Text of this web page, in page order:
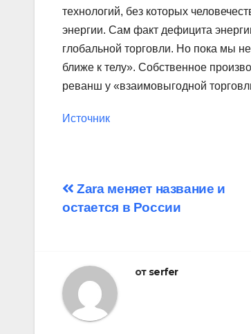
технологий, без которых
энергии. Сам факт дефицита
глобальной торговли. Но пока мы
ближе к телу». Собственное
реванш у «взаимовыгодной
Источник
Навигация
Zara меняет название и
остается в России
от serfer